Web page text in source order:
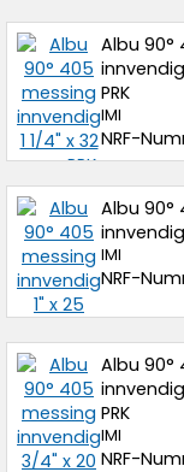
Albu 90°
PRK
IMI
NRF-
Albu 90°
innvendig
IMI
NRF-
Albu 90°
PRK
IMI
NRF-